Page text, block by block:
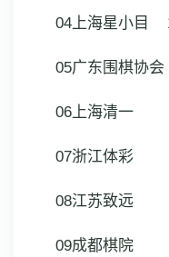
04上海星小
05广东围棋协
06上海清
07浙江体
08江苏致
09成都棋